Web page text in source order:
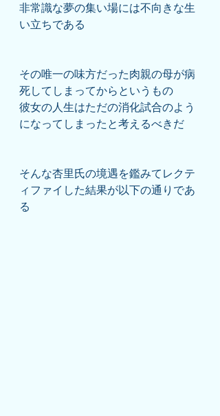
非常識な夢の集い場には不向きな生
い立ちである
その唯一の味方だった肉親の母が病
死してしまってからというもの
彼女の人生はただの消化試合のよう
になってしまったと考えるべきだ
そんな杏里氏の境遇を鑑みてレクテ
ィファイした結果が以下の通りであ
る